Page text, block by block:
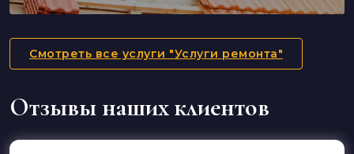
Смотреть все услуги "Услуги ремонта"
Отзывы наших клиентов